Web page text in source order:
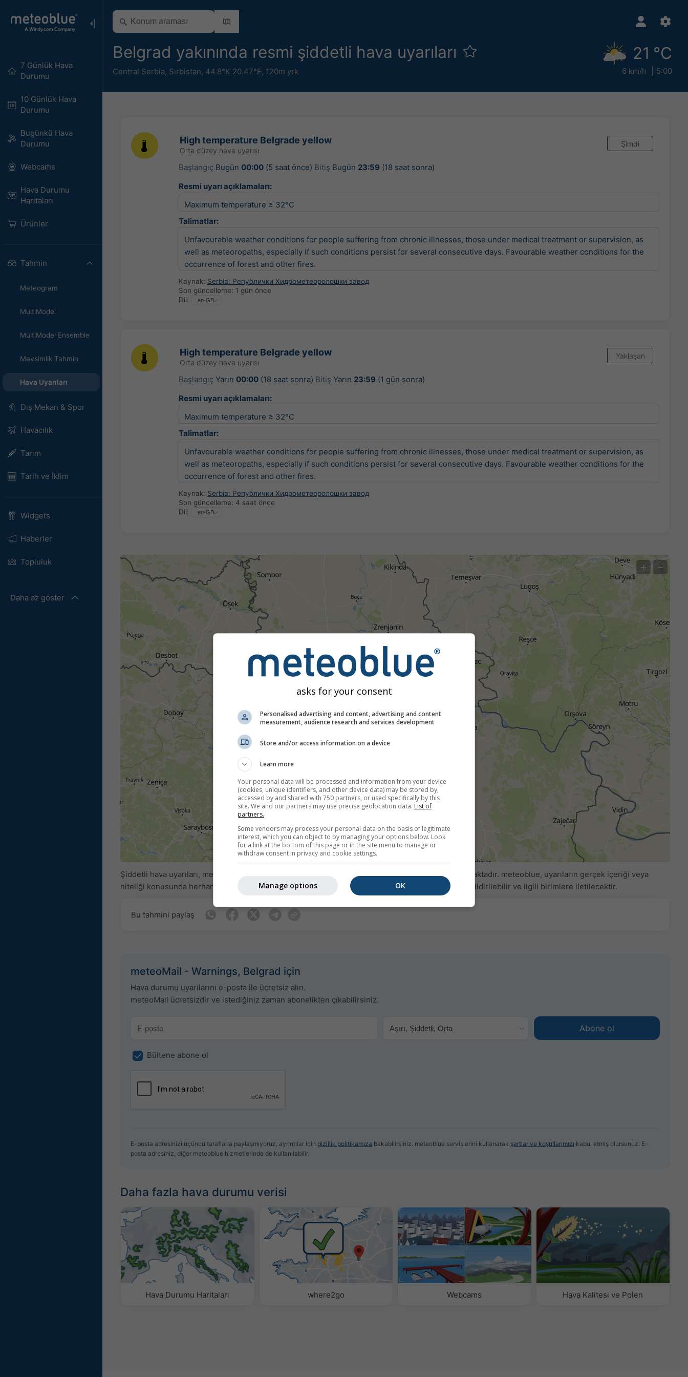
7 Günlük Hava
Durumu
10 Günlük Hava
Durumu
Bugünkü Hava
Durumu
Webcams
Hava Durumu
Haritaları​
Ürünler
Tahmin
Meteogram
MultiModel
MultiModel Ensemble
Mevsimlik Tahmin
Hava Uyarıları
Dış Mekan & Spor
Havacılık
Tarım
Tarih ve İklim
Widgets
Haberler
Topluluk
Daha az göster
Belgrad yakınında resmi şiddetli hava uyarıları
Central Serbia, Sırbistan, 44.8°K 20.47°E, 120m yrk
21 °C
6 km/h 5:00
High temperature Belgrade yellow
Orta düzey hava uyarısı
Şimdi
Başlangıç Bugün 00:00(5 saat önce) Bitiş Bugün 23:59 (18 saat sonra)
Resmi uyarı açıklamaları:
Maximum temperature ≥ 32°C
Talimatlar:
Unfavourable weather conditions for people suffering from chronic illnesses, those under medical treatment or supervision, as
well as meteoropaths, especially if such conditions persist for several consecutive days. Favourable weather conditions for the
occurrence of forest and other fires.
Kaynak: Serbia: Републички Хидрометеоролошки завод
Son güncelleme: 1 gün önce
Dil:
High temperature Belgrade yellow
Orta düzey hava uyarısı
Yaklaşan
Başlangıç Yarın 00:00(18 saat sonra) Bitiş Yarın 23:59 (1 gün sonra)
Resmi uyarı açıklamaları:
Maximum temperature ≥ 32°C
Talimatlar:
Unfavourable weather conditions for people suffering from chronic illnesses, those under medical treatment or supervision, as
well as meteoropaths, especially if such conditions persist for several consecutive days. Favourable weather conditions for the
occurrence of forest and other fires.
Kaynak: Serbia: Републички Хидрометеоролошки завод
Son güncelleme: 4 saat önce
Dil:
All <24 saat 24-48 saat >48 saat
+ −
Şiddetli hava uyarıları, meteoblue'a dünya genelinde 80'den fazla resmî kurum tarafından sağlanmaktadır. meteoblue, uyarıların gerçek içeriği veya
niteliği konusunda herhangi bir sorumluluk kabul etmez. Sorunlar,
Geri Bildirim formu üzerinden bildirilebilir ve ilgili birimlere iletilecektir.
Bu tahmini paylaş
meteoMail - Warnings, Belgrad için
Hava durumu uyarılarını e-posta ile ücretsiz alın.
meteoMail ücretsizdir ve istediğiniz zaman abonelikten çıkabilirsiniz.
Bültene abone ol
E-posta adresinizi üçüncü taraflarla paylaşmıyoruz, ayrıntılar için gizlilik politikamıza bakabilirsiniz. meteoblue servislerini kullanarak şartlar ve koşullarımızı kabul etmiş olursunuz. E-
posta adresiniz, diğer meteoblue hizmetlerinde de kullanılabilir.
Daha fazla hava durumu verisi
Hava Durumu Haritaları​ where2go Webcams Hava Kalitesi ve Polen
asks for your consent
Personalised advertising and content, advertising and content
measurement, audience research and services development
Store and/or access information on a device
Learn more
Your personal data will be processed and information from your device
(cookies, unique identifiers, and other device data) may be stored by,
accessed by and shared with 750 partners, or used specifically by this
site. We and our partners may use precise geolocation data. List of
partners.
Some vendors may process your personal data on the basis of legitimate
interest, which you can object to by managing your options below. Look
for a link at the bottom of this page or in the site menu to manage or
withdraw consent in privacy and cookie settings.
OK
Manage options